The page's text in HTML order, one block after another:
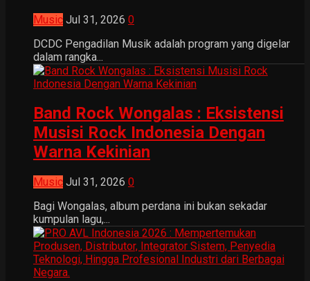
Music Jul 31, 2026 0
DCDC Pengadilan Musik adalah program yang digelar
dalam rangka...
Band Rock Wongalas : Eksistensi
Musisi Rock Indonesia Dengan
Warna Kekinian
Music Jul 31, 2026 0
Bagi Wongalas, album perdana ini bukan sekadar
kumpulan lagu,...